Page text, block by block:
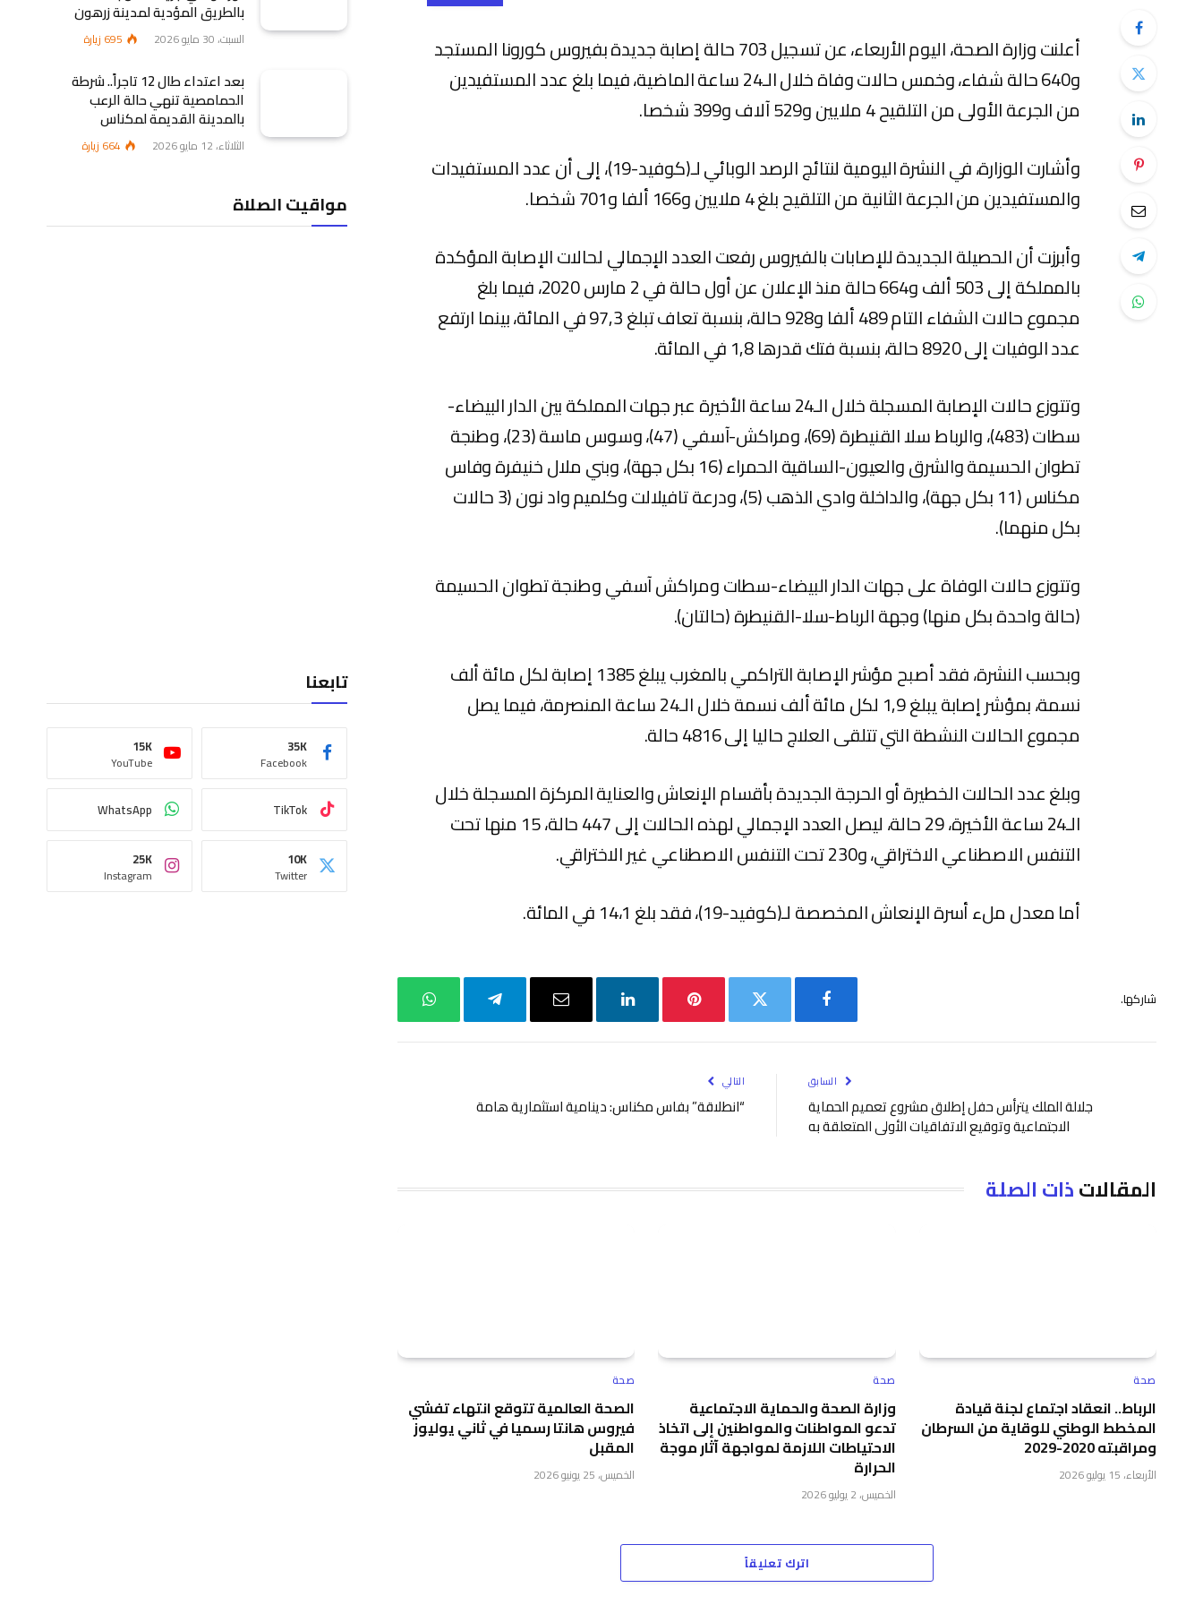
أعلنت وزارة الصحة، اليوم الأربعاء، عن تسجيل 703 حالة إصابة جديدة بفيروس كورونا المستجد
و640 حالة شفاء، وخمس حالات وفاة خلال الـ24 ساعة الماضية، فيما بلغ عدد المستفيدين
من الجرعة الأولى من التلقيح 4 ملايين و529 آلاف و399 شخصا.
وأشارت الوزارة، في النشرة اليومية لنتائج الرصد الوبائي لـ(كوفيد-19)، إلى أن عدد المستفيدات
والمستفيدين من الجرعة الثانية من التلقيح بلغ 4 ملايين و166 ألفا و701 شخصا.
وأبرزت أن الحصيلة الجديدة للإصابات بالفيروس رفعت العدد الإجمالي لحالات الإصابة المؤكدة
بالمملكة إلى 503 ألف و664 حالة منذ الإعلان عن أول حالة في 2 مارس 2020، فيما بلغ
مجموع حالات الشفاء التام 489 ألفا و928 حالة، بنسبة تعاف تبلغ 97,3 في المائة، بينما ارتفع
عدد الوفيات إلى 8920 حالة، بنسبة فتك قدرها 1,8 في المائة.
وتتوزع حالات الإصابة المسجلة خلال الـ24 ساعة الأخيرة عبر جهات المملكة بين الدار البيضاء-
سطات (483)، والرباط سلا القنيطرة (69)، ومراكش-آسفي (47)، وسوس ماسة (23)، وطنجة
تطوان الحسيمة والشرق والعيون-الساقية الحمراء (16 بكل جهة)، وبني ملال خنيفرة وفاس
مكناس (11 بكل جهة)، والداخلة وادي الذهب (5)، ودرعة تافيلالت وكلميم واد نون (3 حالات
بكل منهما).
وتتوزع حالات الوفاة على جهات الدار البيضاء-سطات ومراكش آسفي وطنجة تطوان الحسيمة
(حالة واحدة بكل منها) وجهة الرباط-سلا-القنيطرة (حالتان).
وبحسب النشرة، فقد أصبح مؤشر الإصابة التراكمي بالمغرب يبلغ 1385 إصابة لكل مائة ألف
نسمة، بمؤشر إصابة يبلغ 1,9 لكل مائة ألف نسمة خلال الـ24 ساعة المنصرمة، فيما يصل
مجموع الحالات النشطة التي تتلقى العلاج حاليا إلى 4816 حالة.
وبلغ عدد الحالات الخطيرة أو الحرجة الجديدة بأقسام الإنعاش والعناية المركزة المسجلة خلال
الـ24 ساعة الأخيرة، 29 حالة، ليصل العدد الإجمالي لهذه الحالات إلى 447 حالة، 15 منها تحت
التنفس الاصطناعي الاختراقي، و230 تحت التنفس الاصطناعي غير الاختراقي.
أما معدل ملء أسرة الإنعاش المخصصة لـ(كوفيد-19)، فقد بلغ 14،1 في المائة.
شاركها.
البريد
واتساب
السابق
جلالة الملك يترأس حفل إطلاق مشروع تعميم الحماية
الاجتماعية وتوقيع الاتفاقيات الأولى المتعلقة به
التالي
“انطلاقة” بفاس مكناس: دينامية استثمارية هامة
المقالاتذات الصلة
صحة
الرباط.. انعقاد اجتماع لجنة قيادة
المخطط الوطني للوقاية من السرطان
ومراقبته 2020-2029
الأربعاء، 15 يوليو 2026
صحة
وزارة الصحة والحماية الاجتماعية
تدعو المواطنات والمواطنين إلى اتخاذ
الاحتياطات اللازمة لمواجهة آثار موجة
الحرارة
الخميس، 2 يوليو 2026
صحة
الصحة العالمية تتوقع انتهاء تفشي
فيروس هانتا رسميا في ثاني يوليوز
المقبل
الخميس، 25 يونيو 2026
اترك تعليقاً
بالطريق المؤدية لمدينة زرهون
السبت، 30 مايو 2026 695 زيارة
بعد اعتداء طال 12 تاجراً.. شرطة
الحمامصية تنهي حالة الرعب
بالمدينة القديمة لمكناس
الثلاثاء، 12 مايو 2026 664 زيارة
مواقيت الصلاة
تابعنا
Facebook
35K
YouTube
15K
TikTok
WhatsApp
Twitter
10K
Instagram
25K